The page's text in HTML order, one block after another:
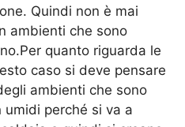
Quindi non è mai
ambienti che sono
quanto riguarda le
caso si deve pensare
ambienti che sono
perché si va a